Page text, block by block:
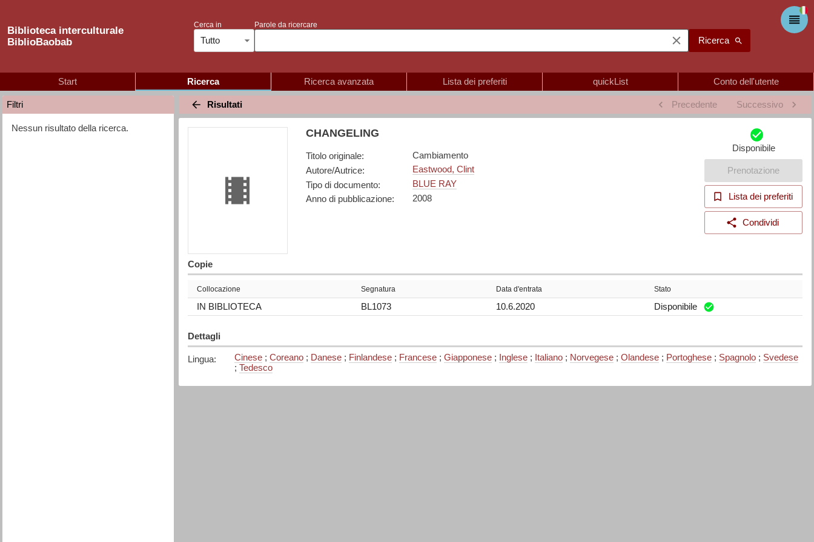
Biblioteca interculturale
BiblioBaobab
Cerca in
Tutto
Parole da ricercare
Ricerca
Start Ricerca Ricerca avanzata Lista dei preferiti quickList Conto dell'utente
Filtri
Nessun risultato della ricerca.
Risultati Precedente Successivo
CHANGELING
Titolo originale:
Cambiamento
Autore/Autrice:
Eastwood, Clint
Tipo di documento:
BLUE RAY
Anno di pubblicazione: 2008
Disponibile
Prenotazione
Lista dei preferiti
Condividi
Copie
Collocazione Segnatura Data d'entrata Stato
IN BIBLIOTECA BL1073 10.6.2020 Disponibile
Dettagli
Lingua: Cinese; Coreano; Danese; Finlandese; Francese; Giapponese; Inglese; Italiano; Norvegese; Olandese; Portoghese; Spagnolo; Svedese
; Tedesco